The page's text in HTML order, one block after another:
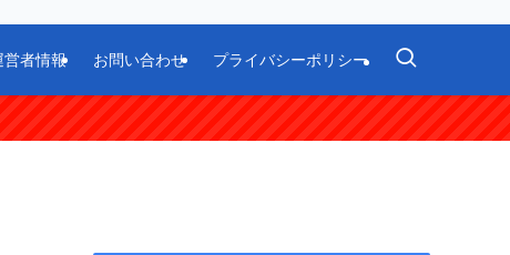
営者情報 お問い合わせ プライバシーポリシー